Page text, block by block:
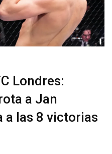
Londres:
a Jan
a las 8 victorias